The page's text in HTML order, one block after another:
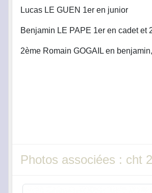
Lucas LE GUEN 1er en junior
Benjamin LE PAPE 1er en cadet et
2ème Romain GOGAIL en
Photos associées : cht